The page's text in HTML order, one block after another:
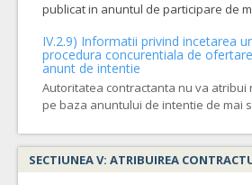
publicat in anuntul de participare de
IV.2.9) Informatii privind incetarea
procedura concurentiala de
anunt de intentie
Autoritatea contractanta nu va atribui
pe baza anuntului de intentie de mai
SECTIUNEA V: ATRIBUIREA